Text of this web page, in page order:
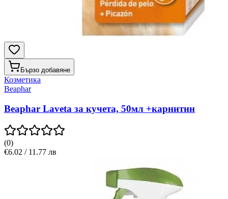
Бързо добавяне
Козметика
Beaphar
Beaphar Laveta за кучета, 50мл +карнитин
(0)
€6.02 / 11.77 лв